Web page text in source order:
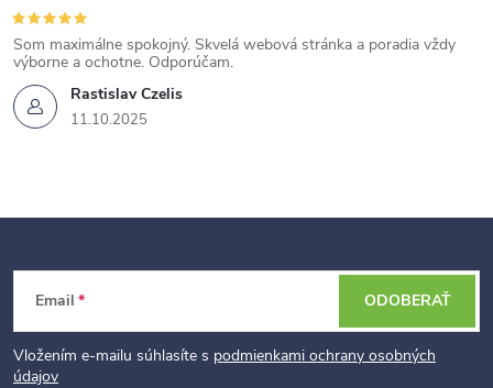
Rastislav Czelis
11.10.2025
Som maximálne spokojný. Skvelá webová stránka a poradia vždy
výborne a ochotne. Odporúčam.
Email
Vložením e-mailu súhlasíte s podmienkami ochrany osobných
údajov
ODOBERAŤ